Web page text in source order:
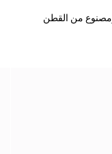
من القطن